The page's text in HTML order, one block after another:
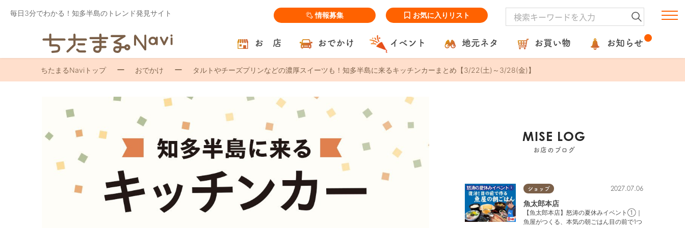
毎日3分でわかる！知多半島のトレンド発見サイト 情報募集 お気に入りリスト
お 店 おでかけ イベント 地元ネタ お買い物 お知らせ
ちたまるNaviトップ おでかけ タルトやチーズプリンなどの濃厚スイーツも！知多半島に来るキッチンカーまとめ【3/22(土)～3/28(金)】
MISE LOG
お店のブログ
ショップ 2027.07.06
魚太郎本店
【魚太郎本店】怒涛の夏休みイベント①｜
魚屋がつくる、本気の朝ごはん目の前で1つ